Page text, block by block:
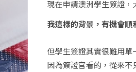
現在申請澳洲學生簽證，
我這樣的背景，有機會順
但學生簽證其實很難用單
因為簽證官看的，從來